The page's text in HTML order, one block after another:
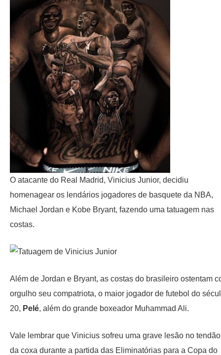
O atacante do Real Madrid, Vinicius Junior, decidiu
homenagear os lendários jogadores de basquete da NBA,
Michael Jordan e Kobe Bryant, fazendo uma tatuagem nas
costas.
Além de Jordan e Bryant, as costas do brasileiro ostentam
orgulho seu compatriota, o maior jogador de futebol do
20, Pelé, além do grande boxeador Muhammad Ali.
Vale lembrar que Vinicius sofreu uma grave lesão no tendão
da coxa durante a partida das Eliminatórias para a Copa do